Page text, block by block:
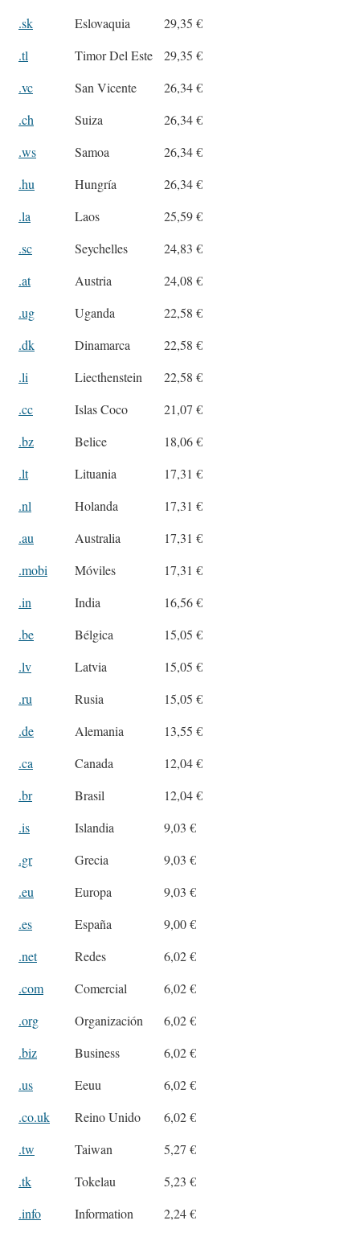
.sk
Eslovaquia
29,35 €
.tl
Timor Del Este
29,35 €
.vc
San Vicente
26,34 €
.ch
Suiza
26,34 €
.ws
Samoa
26,34 €
.hu
Hungría
26,34 €
.la
Laos
25,59 €
.sc
Seychelles
24,83 €
.at
Austria
24,08 €
.ug
Uganda
22,58 €
.dk
Dinamarca
22,58 €
.li
Liecthenstein
22,58 €
.cc
Islas Coco
21,07 €
.bz
Belice
18,06 €
.lt
Lituania
17,31 €
.nl
Holanda
17,31 €
.au
Australia
17,31 €
.mobi
Móviles
17,31 €
.in
India
16,56 €
.be
Bélgica
15,05 €
.lv
Latvia
15,05 €
.ru
Rusia
15,05 €
.de
Alemania
13,55 €
.ca
Canada
12,04 €
.br
Brasil
12,04 €
.is
Islandia
9,03 €
.gr
Grecia
9,03 €
.eu
Europa
9,03 €
.es
España
9,00 €
.net
Redes
6,02 €
.com
Comercial
6,02 €
.org
Organización
6,02 €
.biz
Business
6,02 €
.us
Eeuu
6,02 €
.co.uk
Reino Unido
6,02 €
.tw
Taiwan
5,27 €
.tk
Tokelau
5,23 €
.info
Information 2,24 €